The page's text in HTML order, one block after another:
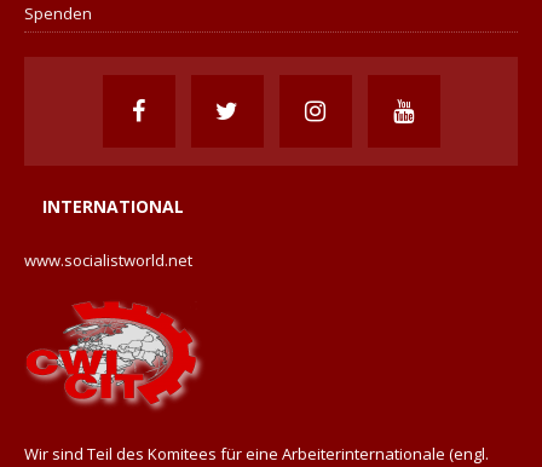
Spenden
INTERNATIONAL
www.socialistworld.net
Wir sind Teil des Komitees für eine Arbeiterinternationale (engl.